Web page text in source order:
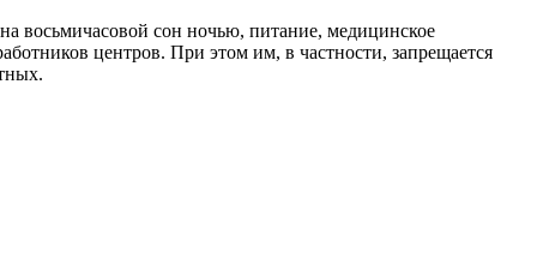
восьмичасовой сон ночью, питание, медицинское
центров. При этом им, в частности, запрещается